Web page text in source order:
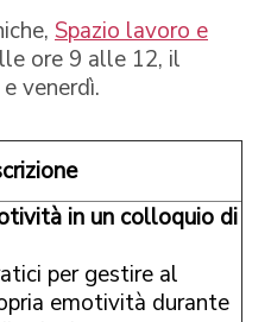
Spazio lavoro e
ore 9 alle 12, il
venerdì.
in un colloquio di
per gestire al
emotività durante